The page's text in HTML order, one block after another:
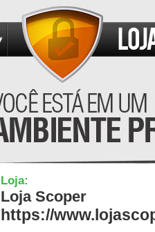
Loja:
Loja Scoper
https://